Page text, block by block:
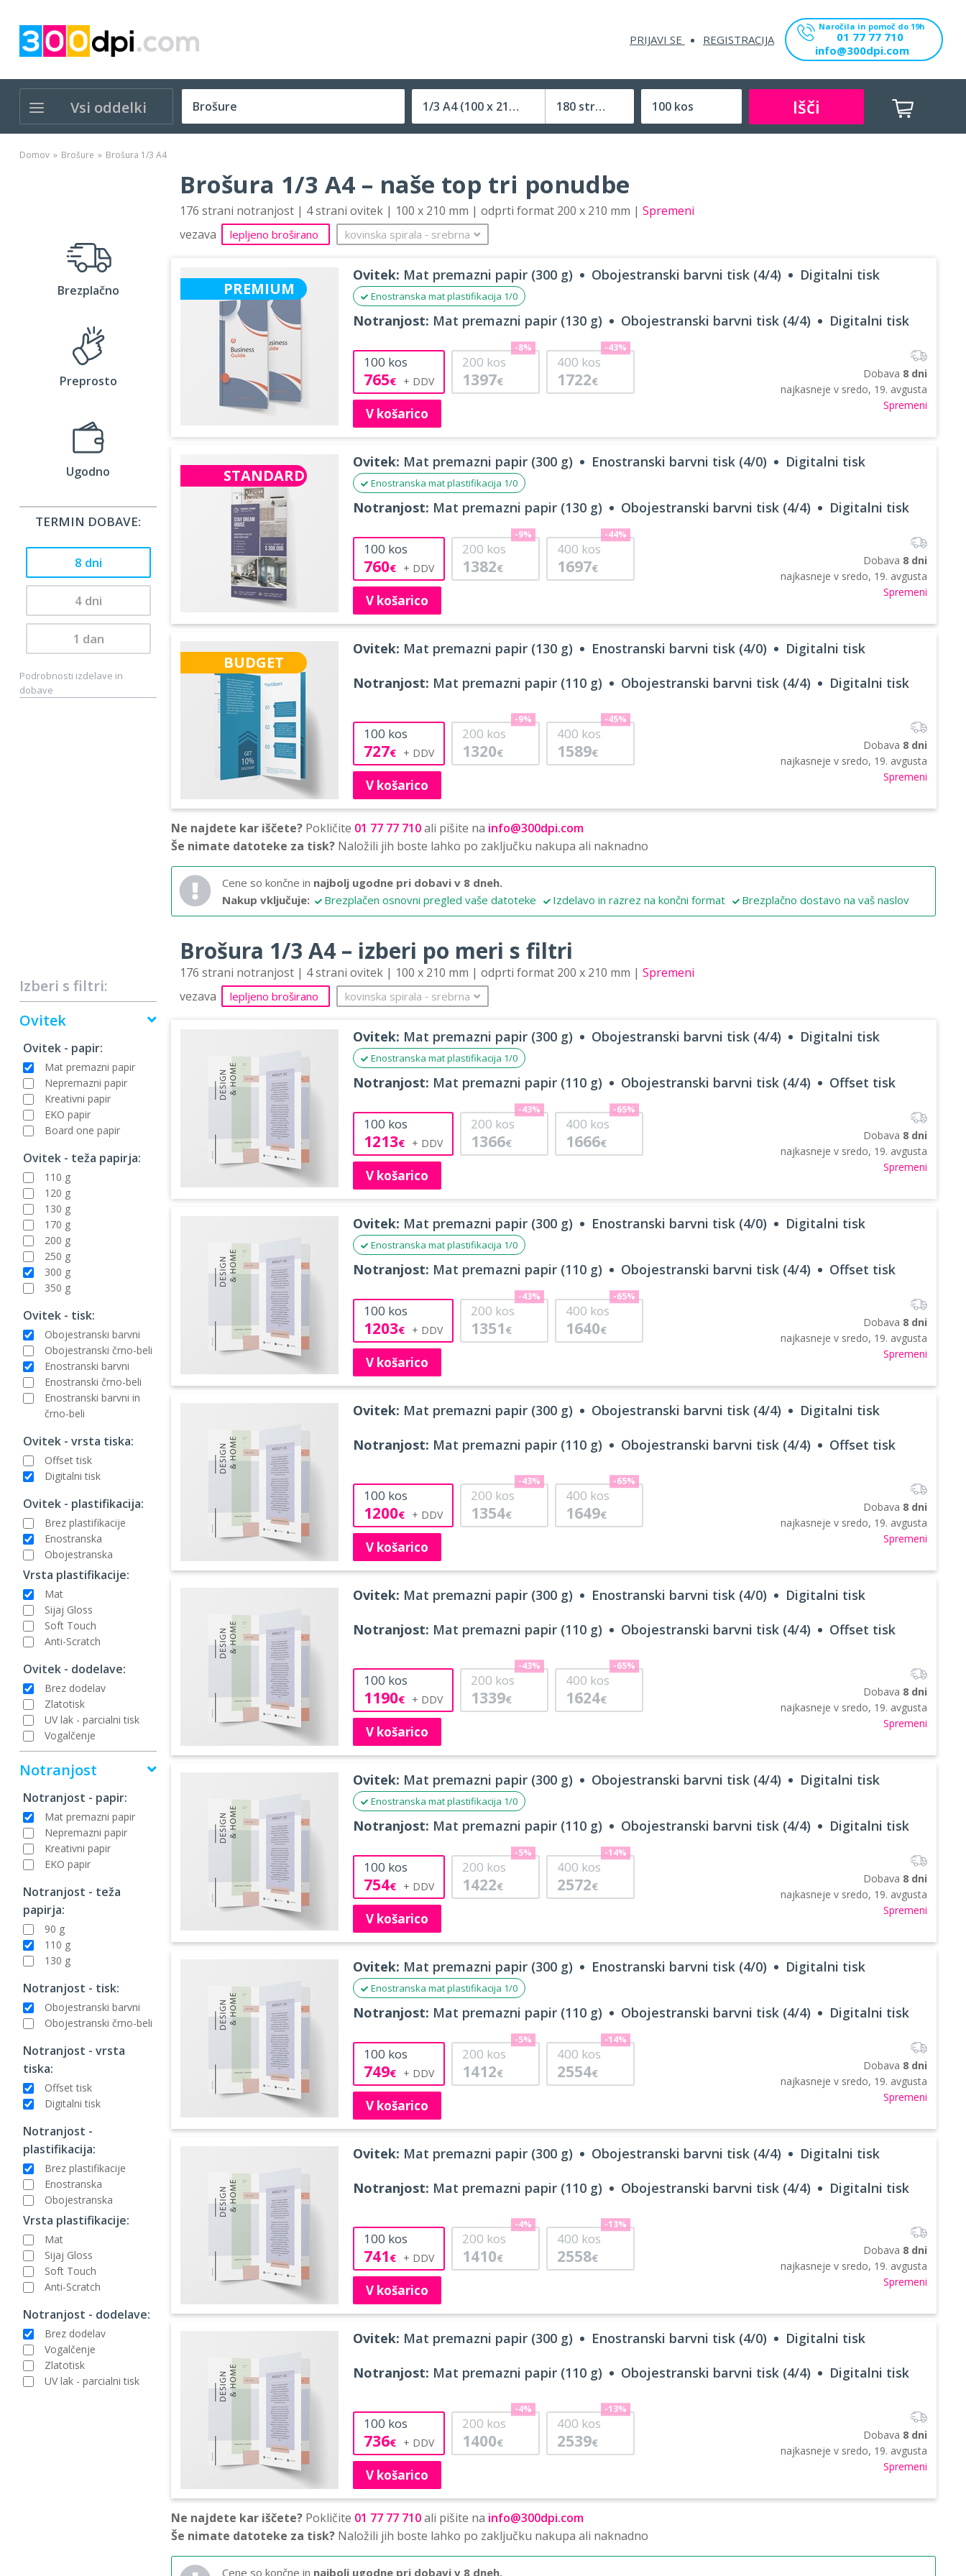
PRIJAVI SE REGISTRACIJA
Naročila in pomoč do 19h
01 77 77 710
info@300dpi.com
Vsi oddelki 1/3 A4 (100 x 210 mm)
Velikost (zaprte) tiskovine
180 strani Išči
Domov Brošure Brošura 1/3 A4
Brezplačno
Preprosto
Ugodno
TERMIN DOBAVE:
8 dni
4 dni
1 dan
Podrobnosti izdelave in
dobave
Izberi s filtri:
Ovitek
Ovitek - papir:
Mat premazni papir
Nepremazni papir
Kreativni papir
EKO papir
Board one papir
Ovitek - teža papirja:
110 g
120 g
130 g
170 g
200 g
250 g
300 g
350 g
Ovitek - tisk:
Obojestranski barvni
Obojestranski črno-beli
Enostranski barvni
Enostranski črno-beli
Enostranski barvni in
črno-beli
Ovitek - vrsta tiska:
Offset tisk
Digitalni tisk
Ovitek - plastifikacija:
Brez plastifikacije
Enostranska
Obojestranska
Vrsta plastifikacije:
Mat
Sijaj Gloss
Soft Touch
Anti-Scratch
Ovitek - dodelave:
Brez dodelav
Zlatotisk
UV lak - parcialni tisk
Vogalčenje
Notranjost
Notranjost - papir:
Mat premazni papir
Nepremazni papir
Kreativni papir
EKO papir
Notranjost - teža
papirja:
90 g
110 g
130 g
Notranjost - tisk:
Obojestranski barvni
Obojestranski črno-beli
Notranjost - vrsta
tiska:
Offset tisk
Digitalni tisk
Notranjost -
plastifikacija:
Brez plastifikacije
Enostranska
Obojestranska
Vrsta plastifikacije:
Mat
Sijaj Gloss
Soft Touch
Anti-Scratch
Notranjost - dodelave:
Brez dodelav
Vogalčenje
Zlatotisk
UV lak - parcialni tisk
Brošura 1/3 A4 – naše top tri ponudbe
176 strani notranjost | 4 strani ovitek | 100 x 210 mm | odprti format 200 x 210 mm | Spremeni
vezava
lepljeno broširano kovinska spirala ‐ srebrna
PREMIUM
Ovitek: Mat premazni papir (300 g) Obojestranski barvni tisk (4/4) Digitalni tisk
Enostranska mat plastifikacija 1/0
Notranjost: Mat premazni papir (130 g) Obojestranski barvni tisk (4/4) Digitalni tisk
100 kos
765€
200 kos
1397€
-8%
400 kos
1722€
-43%
V košarico
Dobava 8 dni
najkasneje v sredo, 19. avgusta
Spremeni
STANDARD
Ovitek: Mat premazni papir (300 g) Enostranski barvni tisk (4/0) Digitalni tisk
Enostranska mat plastifikacija 1/0
Notranjost: Mat premazni papir (130 g) Obojestranski barvni tisk (4/4) Digitalni tisk
100 kos
760€
200 kos
1382€
-9%
400 kos
1697€
-44%
V košarico
Dobava 8 dni
najkasneje v sredo, 19. avgusta
Spremeni
BUDGET
Ovitek: Mat premazni papir (130 g) Enostranski barvni tisk (4/0) Digitalni tisk
Notranjost: Mat premazni papir (110 g) Obojestranski barvni tisk (4/4) Digitalni tisk
100 kos
727€
200 kos
1320€
-9%
400 kos
1589€
-45%
V košarico
Dobava 8 dni
najkasneje v sredo, 19. avgusta
Spremeni
Ne najdete kar iščete? Pokličite 01 77 77 710ali pišite na info@300dpi.com
Še nimate datoteke za tisk? Naložili jih boste lahko po zaključku nakupa ali naknadno
Cene so končne in najbolj ugodne pri dobavi v 8 dneh.
Nakup vključuje:
Brezplačen osnovni pregled vaše datoteke Izdelavo in razrez na končni format Brezplačno dostavo na vaš naslov
Brošura 1/3 A4 – izberi po meri s filtri
176 strani notranjost | 4 strani ovitek | 100 x 210 mm | odprti format 200 x 210 mm | Spremeni
vezava
lepljeno broširano kovinska spirala ‐ srebrna
Ovitek: Mat premazni papir (300 g) Obojestranski barvni tisk (4/4) Digitalni tisk
Enostranska mat plastifikacija 1/0
Notranjost: Mat premazni papir (110 g) Obojestranski barvni tisk (4/4) Offset tisk
100 kos
1213€
200 kos
1366€
-43%
400 kos
1666€
-65%
V košarico
Dobava 8 dni
najkasneje v sredo, 19. avgusta
Spremeni
Ovitek: Mat premazni papir (300 g) Enostranski barvni tisk (4/0) Digitalni tisk
Enostranska mat plastifikacija 1/0
Notranjost: Mat premazni papir (110 g) Obojestranski barvni tisk (4/4) Offset tisk
100 kos
1203€
200 kos
1351 €
-43%
400 kos
1640€
-65%
V košarico
Dobava 8 dni
najkasneje v sredo, 19. avgusta
Spremeni
Ovitek: Mat premazni papir (300 g) Obojestranski barvni tisk (4/4) Digitalni tisk
Notranjost: Mat premazni papir (110 g) Obojestranski barvni tisk (4/4) Offset tisk
100 kos
1200€
200 kos
1354€
-43%
400 kos
1649€
-65%
V košarico
Dobava 8 dni
najkasneje v sredo, 19. avgusta
Spremeni
Ovitek: Mat premazni papir (300 g) Enostranski barvni tisk (4/0) Digitalni tisk
Notranjost: Mat premazni papir (110 g) Obojestranski barvni tisk (4/4) Offset tisk
100 kos
1190€
200 kos
1339€
-43%
400 kos
1624€
-65%
V košarico
Dobava 8 dni
najkasneje v sredo, 19. avgusta
Spremeni
Ovitek: Mat premazni papir (300 g) Obojestranski barvni tisk (4/4) Digitalni tisk
Enostranska mat plastifikacija 1/0
Notranjost: Mat premazni papir (110 g) Obojestranski barvni tisk (4/4) Digitalni tisk
100 kos
754€
200 kos
1422€
-5%
400 kos
2572€
-14%
V košarico
Dobava 8 dni
najkasneje v sredo, 19. avgusta
Spremeni
Ovitek: Mat premazni papir (300 g) Enostranski barvni tisk (4/0) Digitalni tisk
Enostranska mat plastifikacija 1/0
Notranjost: Mat premazni papir (110 g) Obojestranski barvni tisk (4/4) Digitalni tisk
100 kos
749€
200 kos
1412€
-5%
400 kos
2554€
-14%
V košarico
Dobava 8 dni
najkasneje v sredo, 19. avgusta
Spremeni
Ovitek: Mat premazni papir (300 g) Obojestranski barvni tisk (4/4) Digitalni tisk
Notranjost: Mat premazni papir (110 g) Obojestranski barvni tisk (4/4) Digitalni tisk
100 kos
741€
200 kos
1410€
-4%
400 kos
2558€
-13%
V košarico
Dobava 8 dni
najkasneje v sredo, 19. avgusta
Spremeni
Ovitek: Mat premazni papir (300 g) Enostranski barvni tisk (4/0) Digitalni tisk
Notranjost: Mat premazni papir (110 g) Obojestranski barvni tisk (4/4) Digitalni tisk
100 kos
736€
200 kos
1400€
-4%
400 kos
2539€
-13%
V košarico
Dobava 8 dni
najkasneje v sredo, 19. avgusta
Spremeni
Ne najdete kar iščete? Pokličite 01 77 77 710ali pišite na info@300dpi.com
Še nimate datoteke za tisk? Naložili jih boste lahko po zaključku nakupa ali naknadno
Cene so končne in najbolj ugodne pri dobavi v 8 dneh.